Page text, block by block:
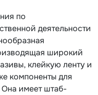
по
деятельности
широкий
клейкую ленту и
компоненты для
Она имеет штаб-